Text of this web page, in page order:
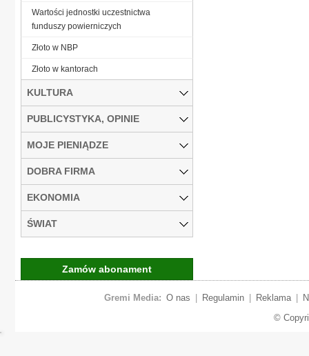
Wartości jednostki uczestnictwa
funduszy powierniczych
Złoto w NBP
Złoto w kantorach
KULTURA
PUBLICYSTYKA, OPINIE
MOJE PIENIĄDZE
DOBRA FIRMA
EKONOMIA
ŚWIAT
Zamów abonament
Gremi Media: O nas Regulamin Reklama
©